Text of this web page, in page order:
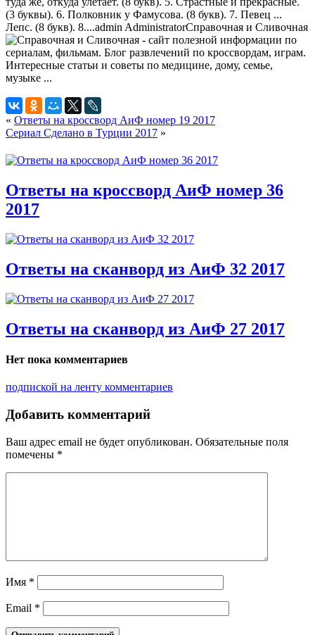
(3 буквы). 6. Полковник у Фамусова. (8 букв). 7. Певец ...
Лепс. (8 букв). 8....admin AdministratorСправочная и Сливочная
« Ответы на кроссворд АиФ номер 19 2017
Сериал Сделано в Турции 2017 »
Ответы на кроссворд АиФ номер 36
2017
Ответы на сканворд из АиФ 32 2017
Ответы на сканворд из АиФ 27 2017
Нет пока комментариев
подпиской на ленту комментариев
Добавить комментарий
Ваш адрес email не будет опубликован. Обязательные поля
помечены *
Имя *
Email *